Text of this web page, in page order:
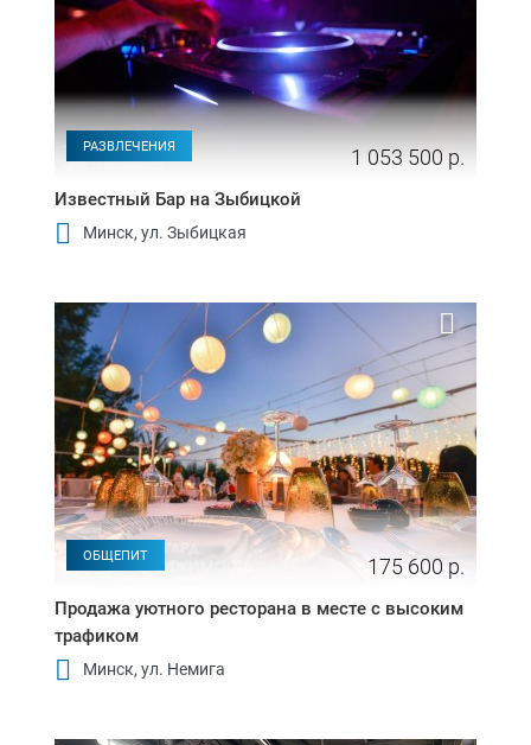
РАЗВЛЕЧЕНИЯ 1 053 500 р.
Известный Бар на Зыбицкой
Минск, ул. Зыбицкая
ОБЩЕПИТ 175 600 р.
Продажа уютного ресторана в месте с высоким
трафиком
Минск, ул. Немига